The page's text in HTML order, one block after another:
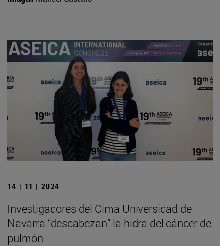
14 | 11 | 2024
Investigadores del Cima Universidad de
Navarra “descabezan” la hidra del cáncer de
pulmón